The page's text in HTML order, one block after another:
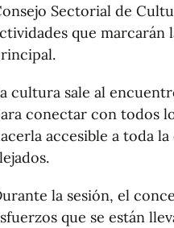
Sectorial de
que
cultura sale al
conectar con todos
accesible a toda
la sesión, el
que se están